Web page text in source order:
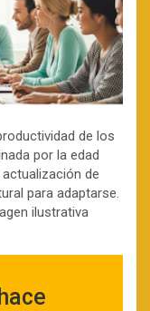
de los
por la edad
de
para adaptarse.
ilustrativa